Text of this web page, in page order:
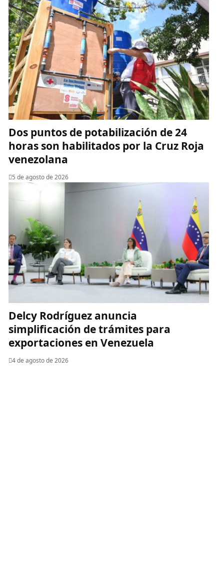
Dos puntos de potabilización de 24
horas son habilitados por la Cruz Roja
venezolana
5 de agosto de 2026
Delcy Rodríguez anuncia
simplificación de trámites para
exportaciones en Venezuela
4 de agosto de 2026